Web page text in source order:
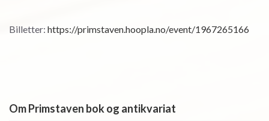
Billetter: https://primstaven.hoopla.no/event/1967265166
Om Primstaven bok og antikvariat